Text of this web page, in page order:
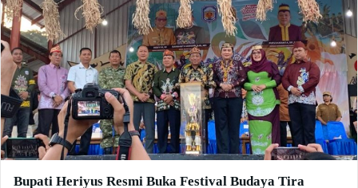
Bupati Heriyus Resmi Buka Festival Budaya Tira